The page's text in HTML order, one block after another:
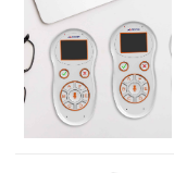
时反馈，QVote 都
适配不同教学环节
让教师专注于教学
身，而非技术操作